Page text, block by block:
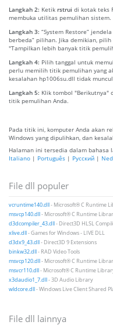
Langkah 2: Ketik rstrui di kotak teks
membuka utilitas pemulihan sistem.
Langkah 3: “System Restore”
berbeda” pilihan. Jika demikian,
"Tampilkan lebih banyak titik
Langkah 4: Pilih tanggal untuk
perlu memilih titik pemulihan yang
kesalahan hp1006su.dll tidak
Langkah 5: Klik tombol "Berikutnya"
titik pemulihan Anda.
Pada titik ini, komputer Anda akan
Windows yang dipulihkan, dan
Halaman ini tersedia dalam bahasa
Italiano | Português | Русский |
File dll populer
vcruntime140.dll- Microsoft® C Runtime
msvcp140.dll- Microsoft® C Runtime
d3dcompiler_43.dll- Direct3D HLSL
xlive.dll- Games for Windows - LIVE DLL
d3dx9_43.dll- Direct3D 9 Extensions
binkw32.dll- RAD Video Tools
msvcp120.dll- Microsoft® C Runtime
msvcr110.dll- Microsoft® C Runtime
x3daudio1_7.dll- 3D Audio Library
wldcore.dll- Windows Live Client Shared
File dll lainnya